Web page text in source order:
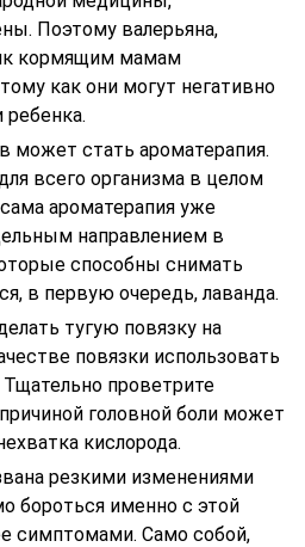
Поэтому валерьяна,
кормящим мамам
как они могут негативно
ребенка.
может стать ароматерапия.
всего организма в целом
ароматерапия уже
направлением в
способны снимать
в первую очередь, лаванда.
тугую повязку на
повязки использовать
проветрите
головной боли может
кислорода.
резкими изменениями
бороться именно с этой
симптомами. Само собой,